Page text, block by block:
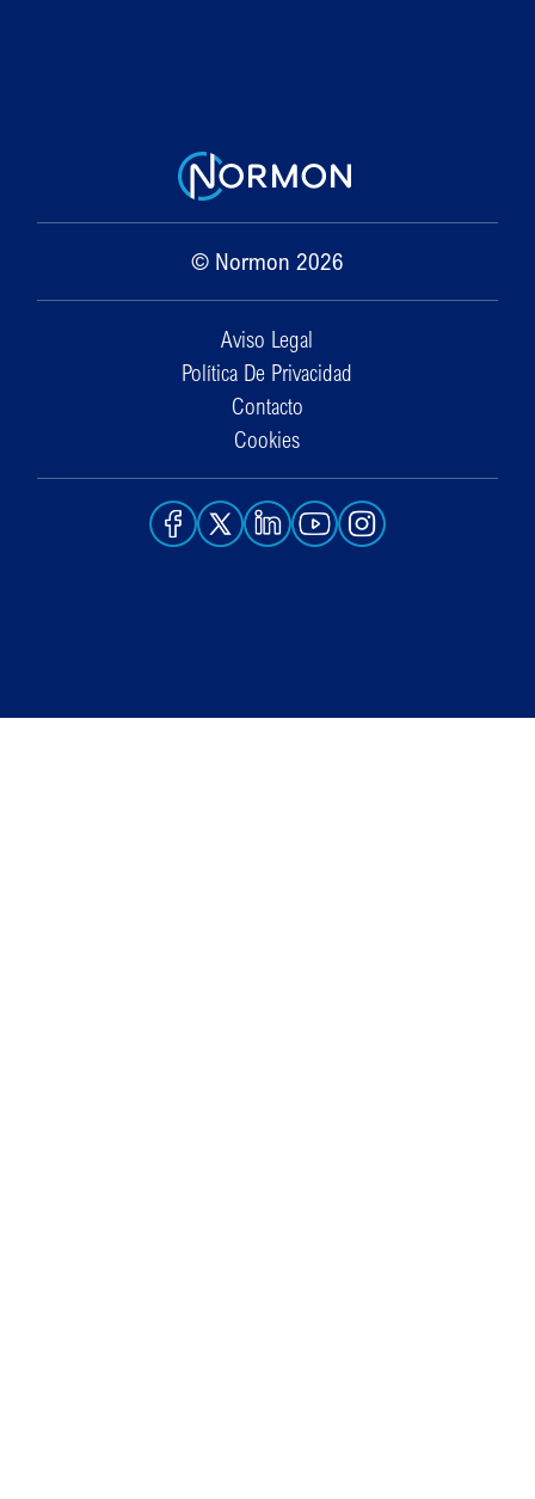
© Normon 2026
Aviso Legal
Política De Privacidad
Contacto
Cookies